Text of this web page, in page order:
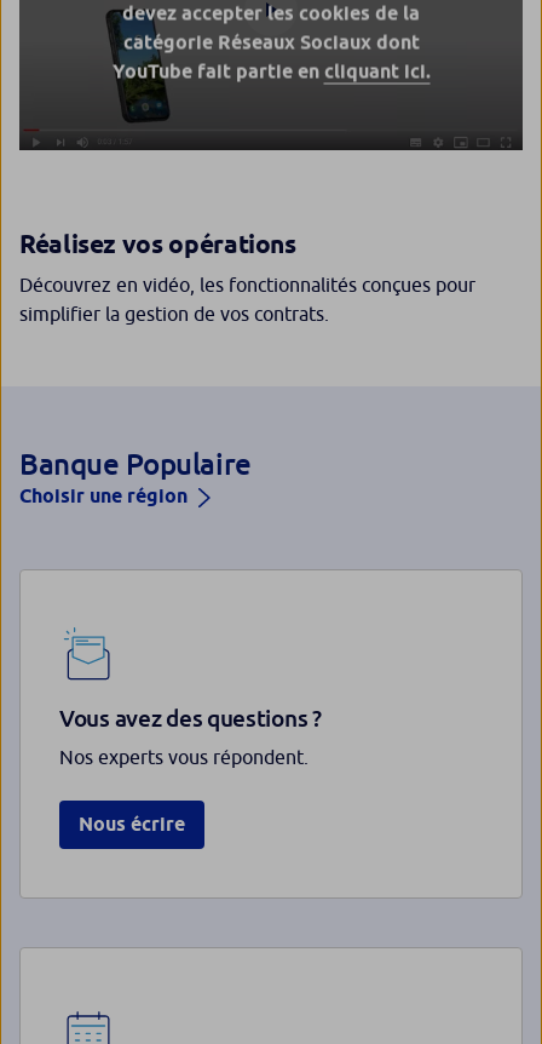
devez accepter les cookies de la
catégorie Réseaux Sociaux dont
YouTube fait partie en cliquant ici.
Réalisez vos opérations
Découvrez en vidéo, les fonctionnalités conçues pour
simplifier la gestion de vos contrats.
Banque Populaire
Choisir une région
Vous avez des questions ?
Nos experts vous répondent.
Nous écrire